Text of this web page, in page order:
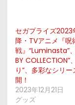
セガプライズ2023
降・TVアニメ『呪
戦』“Luminasta”
BY COLLECTION”
り”、多彩なシリー
開！
2023年12月21日
グッズ